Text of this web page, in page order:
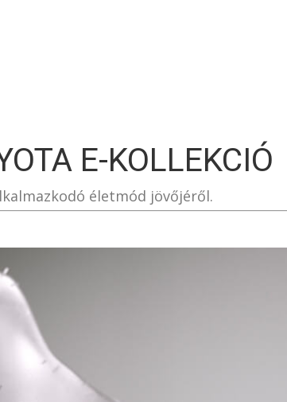
E-KOLLEKCIÓ
életmód jövőjéről.